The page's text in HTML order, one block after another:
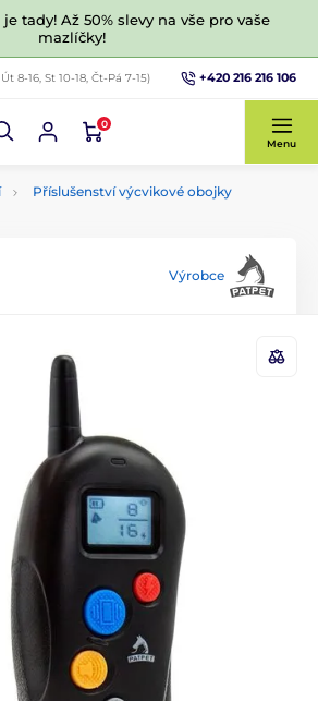
tady! Až 50% slevy na vše pro vaše
mazlíčky!
Út 8-16, St 10-18, Čt-Pá 7-15) +420 216 216 106
0
Menu
Příslušenství výcvikové obojky
Výrobce